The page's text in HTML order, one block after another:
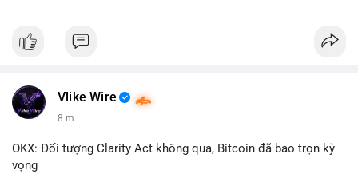
Vlike Wire
8 m
OKX: Đối tượng Clarity Act không qua, Bitcoin đã bao trọn kỳ
vọng